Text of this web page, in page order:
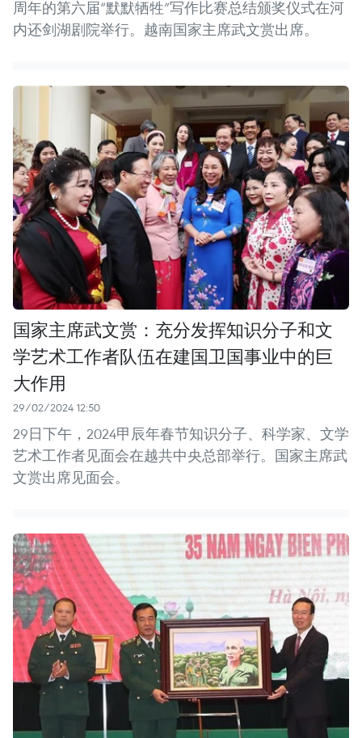
周年的第六届“默默牺牲”写作比赛总结颁奖仪式在河
内还剑湖剧院举行。越南国家主席武文赏出席。
国家主席武文赏：充分发挥知识分子和文
学艺术工作者队伍在建国卫国事业中的巨
大作用
29/02/2024 12:50
29日下午，2024甲辰年春节知识分子、科学家、文学
艺术工作者见面会在越共中央总部举行。国家主席武
文赏出席见面会。